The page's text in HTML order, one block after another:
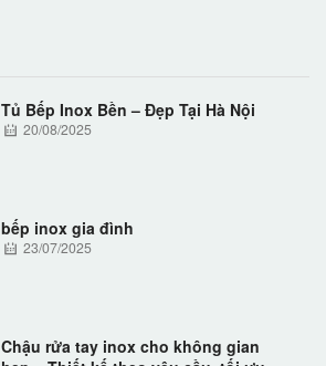
Tủ Bếp Inox Bền – Đẹp Tại Hà Nội
20/08/2025
bếp inox gia đình
23/07/2025
Chậu rửa tay inox cho không gian